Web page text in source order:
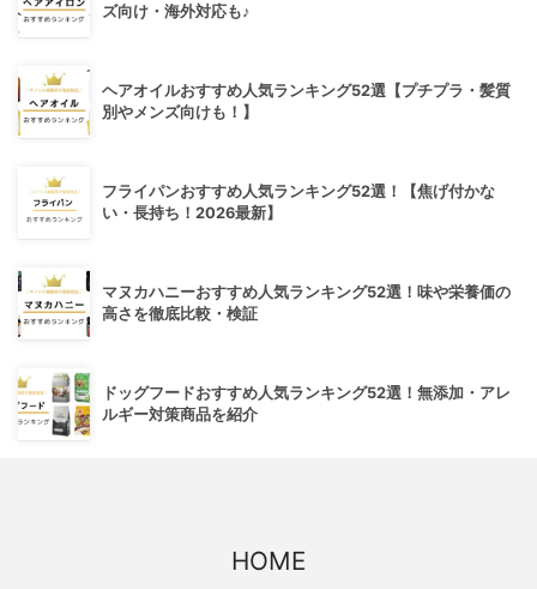
ズ向け・海外対応も♪
ヘアオイルおすすめ人気ランキング52選【プチプラ・髪質
別やメンズ向けも！】
フライパンおすすめ人気ランキング52選！【焦げ付かな
い・長持ち！2026最新】
マヌカハニーおすすめ人気ランキング52選！味や栄養価の
高さを徹底比較・検証
ドッグフードおすすめ人気ランキング52選！無添加・アレ
ルギー対策商品を紹介
HOME